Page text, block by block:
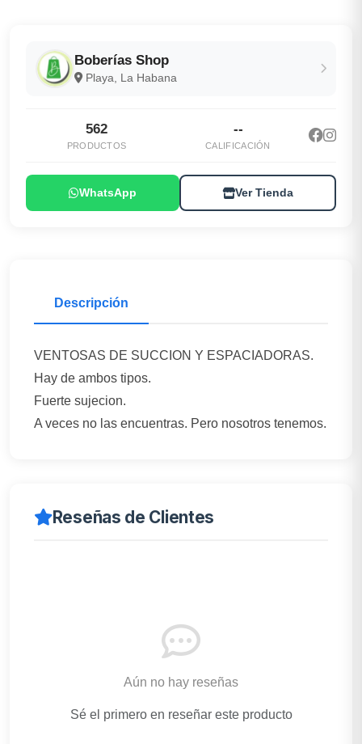
Boberías Shop
Playa, La Habana
562
PRODUCTOS
--
CALIFICACIÓN
WhatsApp Ver Tienda
Descripción
VENTOSAS DE SUCCION Y ESPACIADORAS.
Hay de ambos tipos.
Fuerte sujecion.
A veces no las encuentras. Pero nosotros tenemos.
Reseñas de Clientes
Aún no hay reseñas
Sé el primero en reseñar este producto